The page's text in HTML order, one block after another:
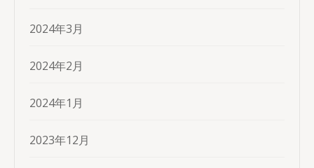
2024年3月
2024年2月
2024年1月
2023年12月